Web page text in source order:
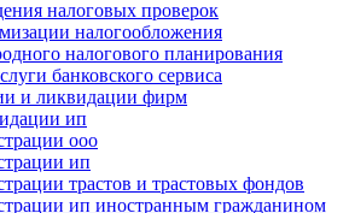
налоговых проверок
налогообложения
налогового планирования
банковского сервиса
и ликвидации фирм
ип
ооо
ип
трастов и трастовых фондов
ип иностранным гражданином